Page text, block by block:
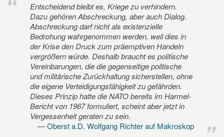
Entscheidend bleibt es, Kriege zu verhindern.
Dazu gehören Abschreckung, aber auch Dialog.
Abschreckung darf nicht als existenzielle
Bedrohung wahrgenommen werden, weil dies in
der Krise den Druck zum präemptiven Handeln
vergrößern würde. Deshalb braucht es politische
Vereinbarungen, die die gegenseitige politische
und militärische Zurückhaltung sicherstellen, ohne
die eigene Verteidigungsfähigkeit zu gefährden.
Dieses Prinzip hatte die NATO bereits im Harmel-
Bericht von 1967 formuliert, scheint aber jetzt in
Vergessenheit geraten zu sein.
Oberst a.D. Wolfgang Richter auf Makroskop